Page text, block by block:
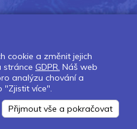
cookie a změnit jejich
stránce GDPR. Náš web
analýzu chování a
"Zjistit více".
Přijmout vše a pokračovat